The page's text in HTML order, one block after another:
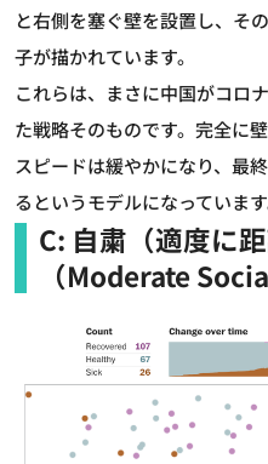
と右側を塞ぐ壁を設置し、そ
子が描かれています。
これらは、まさに中国がコロ
た戦略そのものです。完全に
スピードは緩やかになり、最
るというモデルになっています
C: 自粛（適度に距
（Moderate